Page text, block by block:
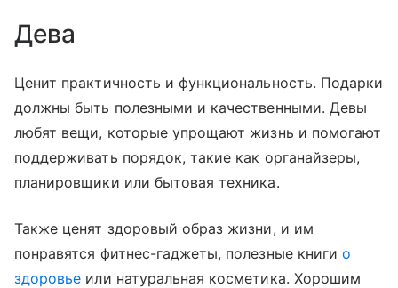
Дева
Ценит практичность и функциональность. Подарки
должны быть полезными и качественными. Девы
любят вещи, которые упрощают жизнь и помогают
поддерживать порядок, такие как органайзеры,
планировщики или бытовая техника.
Также ценят здоровый образ жизни, и им
понравятся фитнес-гаджеты, полезные книгио
здоровье или натуральная косметика. Хорошим